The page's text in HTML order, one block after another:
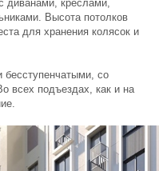
диванами, креслами,
Высота потолков
для хранения колясок и
бесступенчатыми, со
всех подъездах, как и на